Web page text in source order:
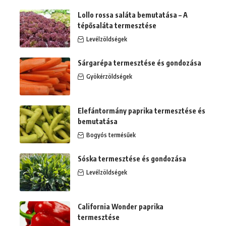
Lollo rossa saláta bemutatása – A
tépősaláta termesztése
Levélzöldségek
Sárgarépa termesztése és gondozása
Gyökérzöldségek
Elefántormány paprika termesztése és
bemutatása
Bogyós termésűek
Sóska termesztése és gondozása
Levélzöldségek
California Wonder paprika
termesztése